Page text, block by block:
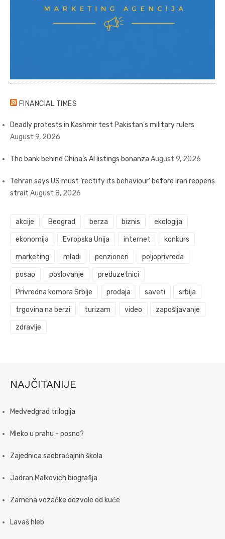
FINANCIAL TIMES
Deadly protests in Kashmir test Pakistan’s military rulers
August 9, 2026
The bank behind China’s AI listings bonanza August 9, 2026
Tehran says US must ‘rectify its behaviour’ before Iran reopens
strait August 8, 2026
akcije Beograd berza biznis ekologija
ekonomija Evropska Unija internet konkurs
marketing mladi penzioneri poljoprivreda
posao poslovanje preduzetnici
Privredna komora Srbije prodaja saveti srbija
trgovina na berzi turizam video zapošljavanje
zdravlje
NAJČITANIJE
Medvedgrad trilogija
Mleko u prahu - posno?
Zajednica saobraćajnih škola
Jadran Malkovich biografija
Zamena vozačke dozvole od kuće
Lavaš hleb